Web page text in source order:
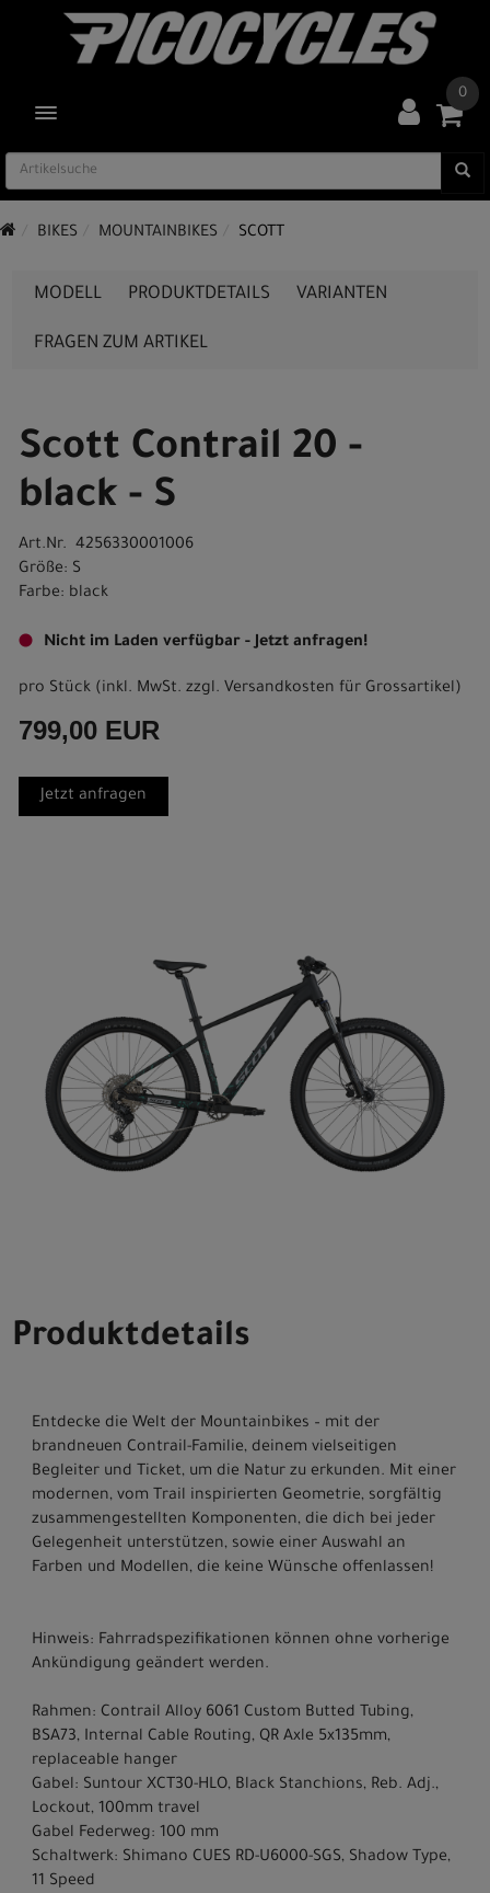
TOGGLE NAVIGATION
0
BIKES MOUNTAINBIKES SCOTT
MODELL PRODUKTDETAILS VARIANTEN
FRAGEN ZUM ARTIKEL
Scott Contrail 20 -
black - S
Art.Nr. 4256330001006
Größe: S
Farbe: black
Nicht im Laden verfügbar - Jetzt anfragen!
pro Stück (inkl. MwSt. zzgl. Versandkosten für Grossartikel)
799,00 EUR
Jetzt anfragen
Produktdetails
Entdecke die Welt der Mountainbikes – mit der
brandneuen Contrail-Familie, deinem vielseitigen
Begleiter und Ticket, um die Natur zu erkunden. Mit einer
modernen, vom Trail inspirierten Geometrie, sorgfältig
zusammengestellten Komponenten, die dich bei jeder
Gelegenheit unterstützen, sowie einer Auswahl an
Farben und Modellen, die keine Wünsche offenlassen!
Hinweis: Fahrradspezifikationen können ohne vorherige
Ankündigung geändert werden.
Rahmen: Contrail Alloy 6061 Custom Butted Tubing,
BSA73, Internal Cable Routing, QR Axle 5x135mm,
replaceable hanger
Gabel: Suntour XCT30-HLO, Black Stanchions, Reb. Adj.,
Lockout, 100mm travel
Gabel Federweg: 100 mm
Schaltwerk: Shimano CUES RD-U6000-SGS, Shadow Type,
11 Speed